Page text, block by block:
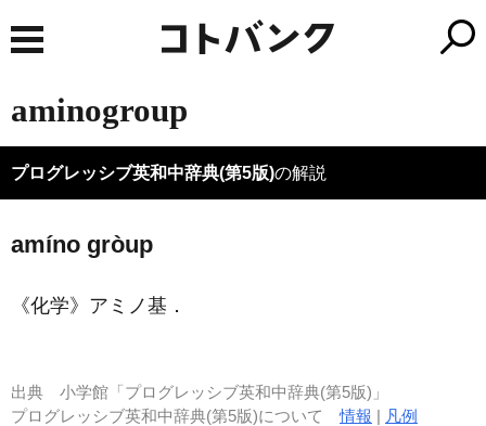
aminogroup
プログレッシブ英和中辞典(第5版)の解説
amíno gròup
《化学》 アミノ基 ．
出典 小学館「プログレッシブ英和中辞典(第5版)」
プログレッシブ英和中辞典(第5版)について情報 | 凡例